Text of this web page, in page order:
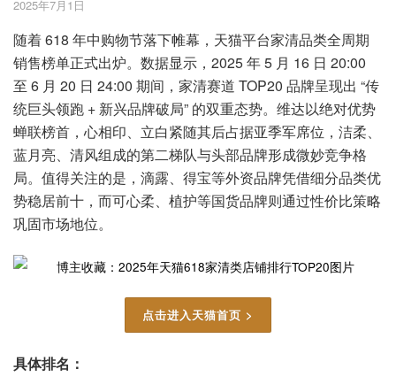
2025年7月1日
随着 618 年中购物节落下帷幕，天猫平台家清品类全周期
销售榜单正式出炉。数据显示，2025 年 5 月 16 日 20:00
至 6 月 20 日 24:00 期间，家清赛道 TOP20 品牌呈现出 “传
统巨头领跑 + 新兴品牌破局” 的双重态势。维达以绝对优势
蝉联榜首，心相印、立白紧随其后占据亚季军席位，洁柔、
蓝月亮、清风组成的第二梯队与头部品牌形成微妙竞争格
局。值得关注的是，滴露、得宝等外资品牌凭借细分品类优
势稳居前十，而可心柔、植护等国货品牌则通过性价比策略
巩固市场地位。
点击进入天猫首页 >
具体排名：